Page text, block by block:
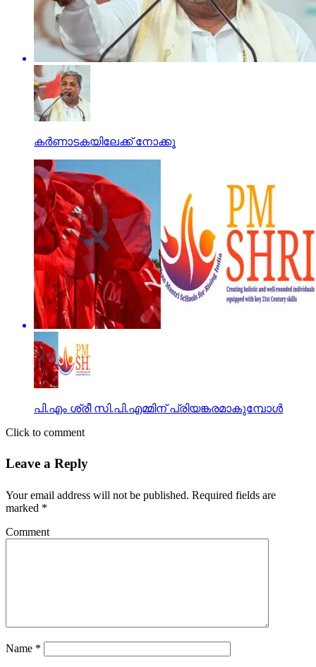
കര്‍ണാടകയിലേക്ക് നോക്കൂ
പി.എം ശ്രീ സി.പി.എമ്മിന് പ്രിയങ്കരമാകുമ്പോള്‍
Click to comment
Leave a Reply
Your email address will not be published. Required fields are
marked *
Comment
Name *